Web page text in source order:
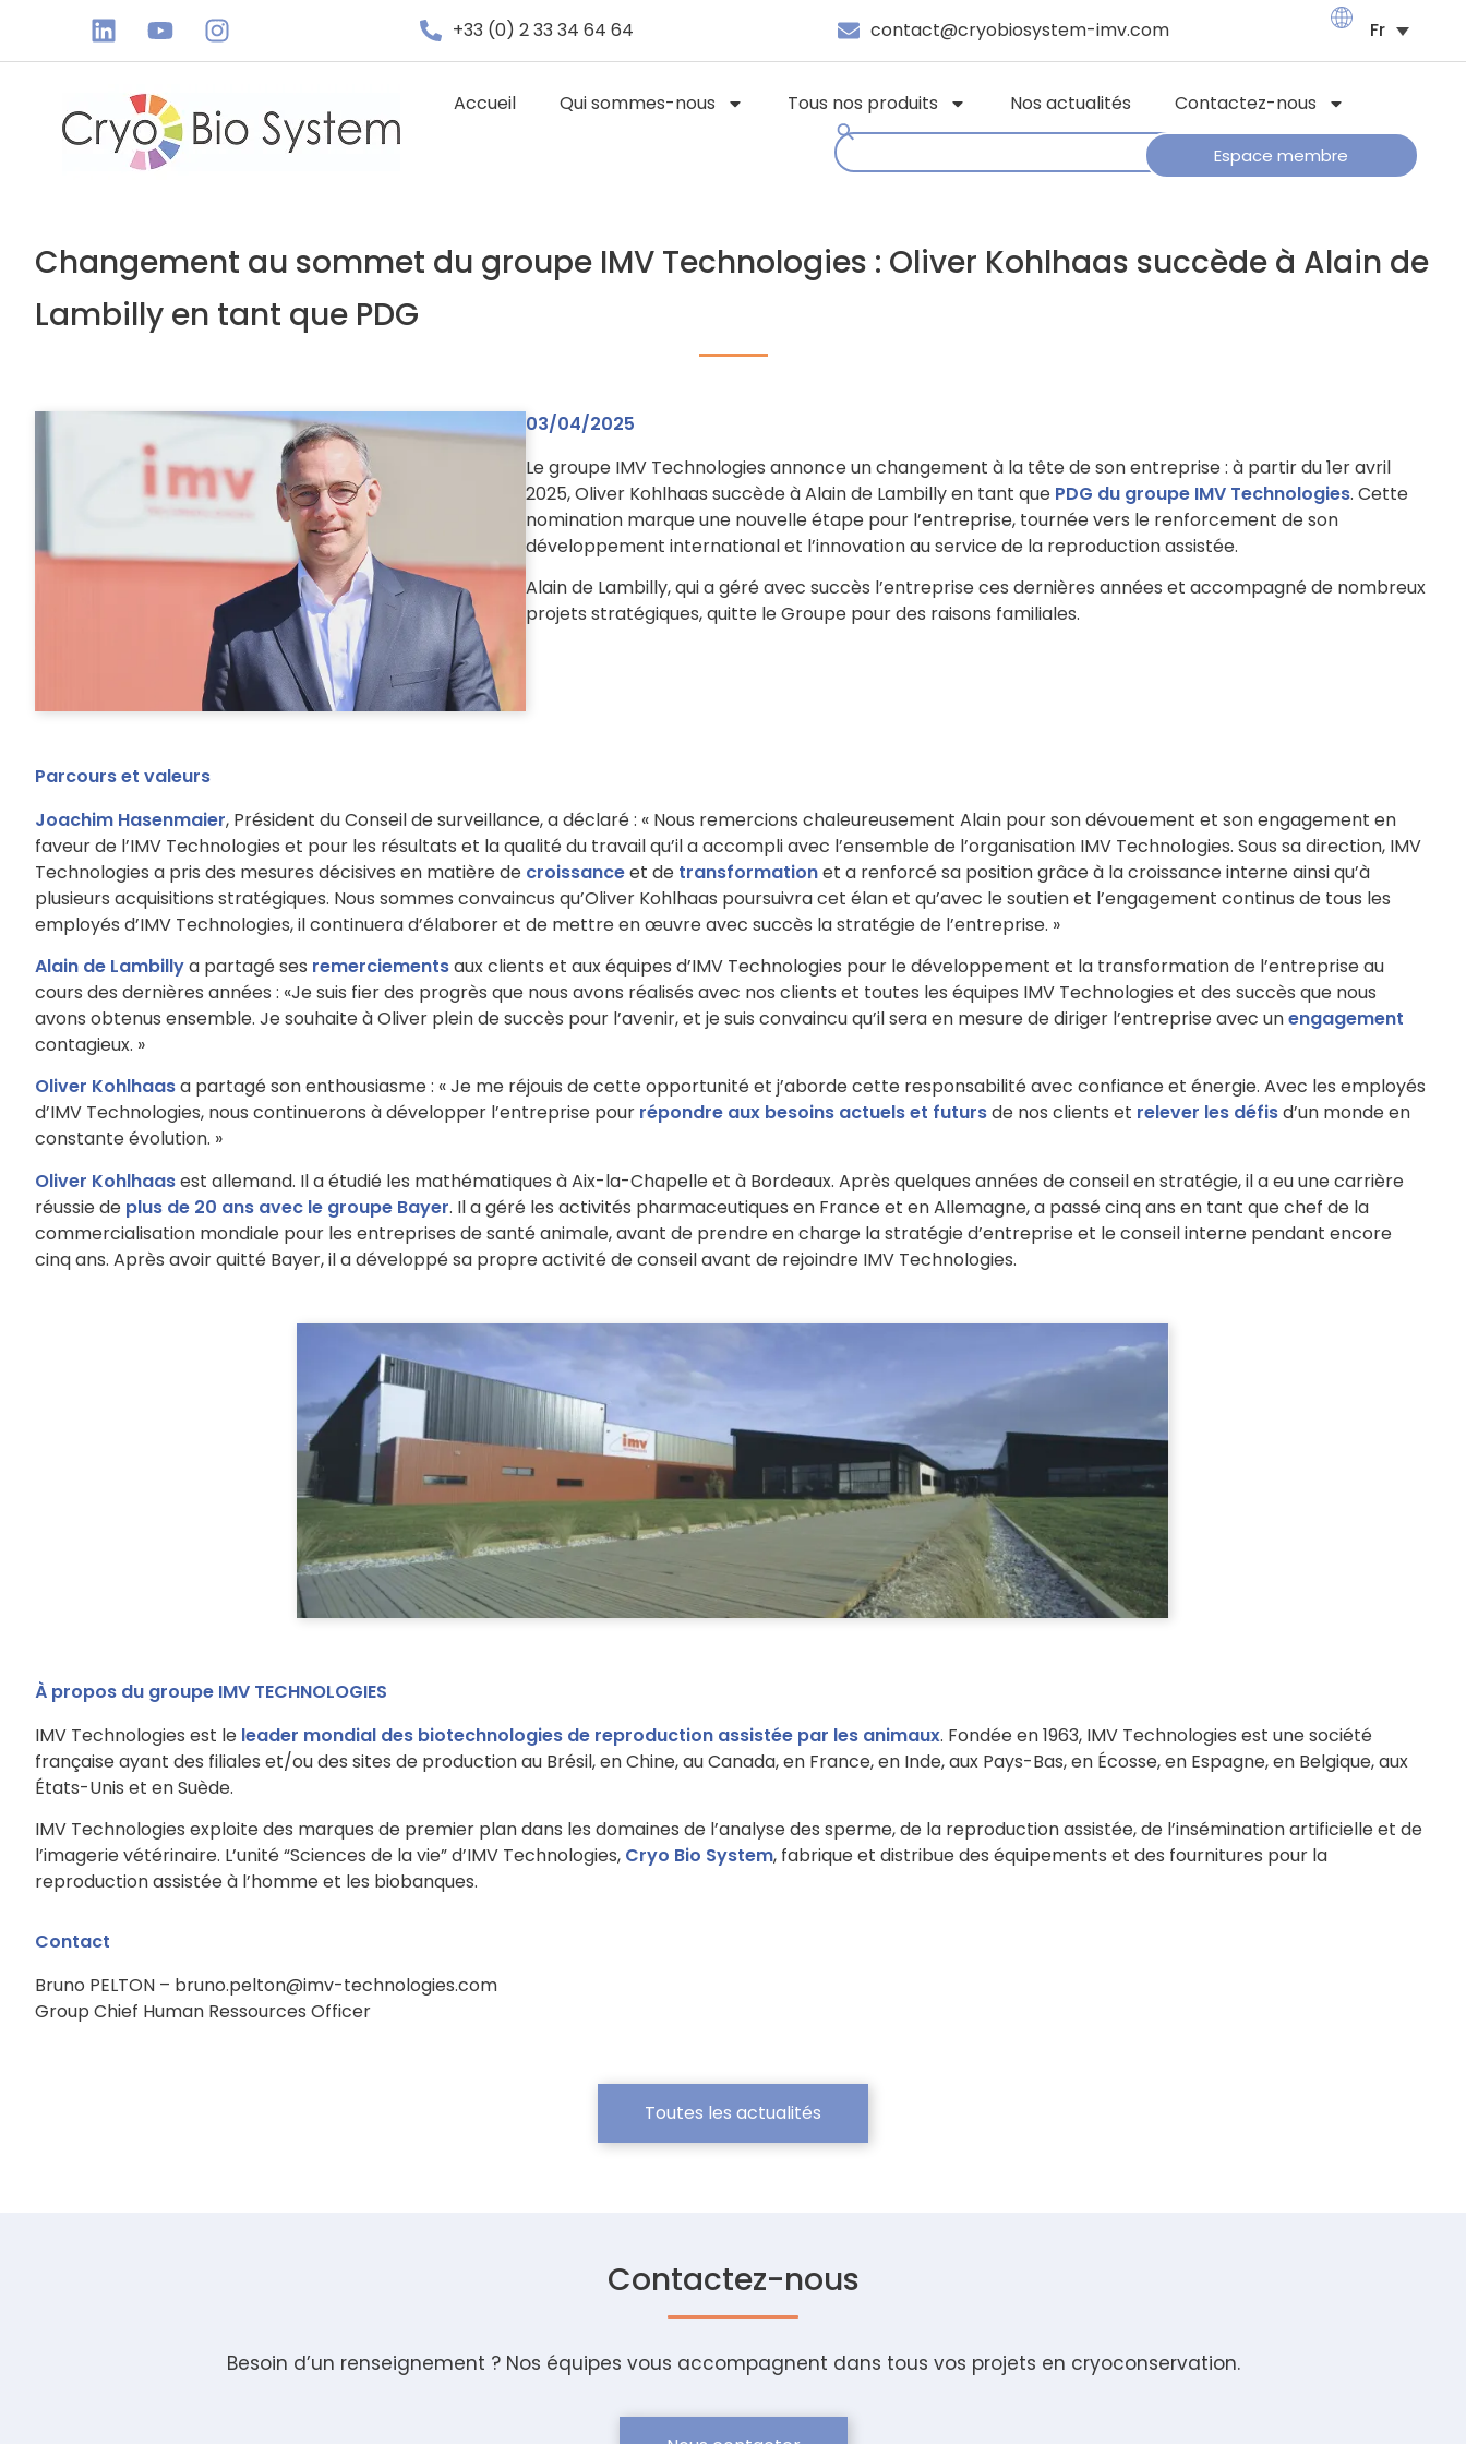
+33 (0) 2 33 34 64 64 contact@cryobiosystem-imv.com
Accueil Qui sommes-nous Tous nos produits Nos actualités Contactez-nous
Espace membre
Changement au sommet du groupe IMV Technologies : Oliver Kohlhaas succède à Alain de
Lambilly en tant que PDG
03/04/2025
Le groupe IMV Technologies annonce un changement à la tête de son entreprise : à partir du 1er avril
2025, Oliver Kohlhaas succède à Alain de Lambilly en tant que PDG du groupe IMV Technologies. Cette
nomination marque une nouvelle étape pour l’entreprise, tournée vers le renforcement de son
développement international et l’innovation au service de la reproduction assistée.
Alain de Lambilly, qui a géré avec succès l’entreprise ces dernières années et accompagné de nombreux
projets stratégiques, quitte le Groupe pour des raisons familiales.
Parcours et valeurs
Joachim Hasenmaier, Président du Conseil de surveillance, a déclaré : « Nous remercions chaleureusement Alain pour son dévouement et son engagement en
faveur de l’IMV Technologies et pour les résultats et la qualité du travail qu’il a accompli avec l’ensemble de l’organisation IMV Technologies. Sous sa direction, IMV
Technologies a pris des mesures décisives en matière de croissanceet de transformationet a renforcé sa position grâce à la croissance interne ainsi qu’à
plusieurs acquisitions stratégiques. Nous sommes convaincus qu’Oliver Kohlhaas poursuivra cet élan et qu’avec le soutien et l’engagement continus de tous les
employés d’IMV Technologies, il continuera d’élaborer et de mettre en œuvre avec succès la stratégie de l’entreprise. »
Alain de Lambillya partagé ses remerciementsaux clients et aux équipes d’IMV Technologies pour le développement et la transformation de l’entreprise au
cours des dernières années : «Je suis fier des progrès que nous avons réalisés avec nos clients et toutes les équipes IMV Technologies et des succès que nous
avons obtenus ensemble. Je souhaite à Oliver plein de succès pour l’avenir, et je suis convaincu qu’il sera en mesure de diriger l’entreprise avec unengagement
contagieux. »
Oliver Kohlhaasa partagé son enthousiasme : « Je me réjouis de cette opportunité et j’aborde cette responsabilité avec confiance et énergie. Avec les employés
d’IMV Technologies, nous continuerons à développer l’entreprise pour répondre aux besoins actuels et futursde nos clients et relever les défisd’un monde en
constante évolution. »
Oliver Kohlhaasest allemand. Il a étudié les mathématiques à Aix-la-Chapelle et à Bordeaux. Après quelques années de conseil en stratégie, il a eu une carrière
réussie de plus de 20 ans avec le groupe Bayer. Il a géré les activités pharmaceutiques en France et en Allemagne, a passé cinq ans en tant que chef de la
commercialisation mondiale pour les entreprises de santé animale, avant de prendre en charge la stratégie d’entreprise et le conseil interne pendant encore
cinq ans. Après avoir quitté Bayer, il a développé sa propre activité de conseil avant de rejoindre IMV Technologies.
À propos du groupe IMV TECHNOLOGIES
IMV Technologies est le leader mondial des biotechnologies de reproduction assistée par les animaux. Fondée en 1963, IMV Technologies est une société
française ayant des filiales et/ou des sites de production au Brésil, en Chine, au Canada, en France, en Inde, aux Pays-Bas, en Écosse, en Espagne, en Belgique, aux
États-Unis et en Suède.
IMV Technologies exploite des marques de premier plan dans les domaines de l’analyse des sperme, de la reproduction assistée, de l’insémination artificielle et de
l’imagerie vétérinaire. L’unité “Sciences de la vie” d’IMV Technologies, Cryo Bio System, fabrique et distribue des équipements et des fournitures pour la
reproduction assistée à l’homme et les biobanques.
Contact
Bruno PELTON – bruno.pelton@imv-technologies.com
Group Chief Human Ressources Officer
Toutes les actualités
Contactez-nous
Besoin d’un renseignement ? Nos équipes vous accompagnent dans tous vos projets en cryoconservation.